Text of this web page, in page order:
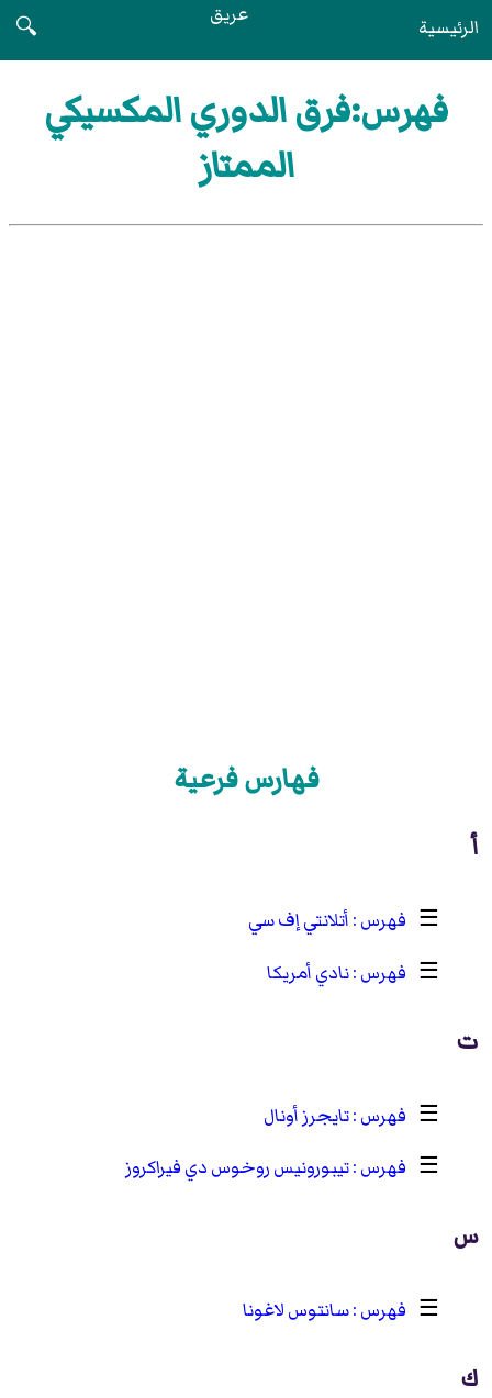
الرئيسية عريق
🔍
فهرس:فرق الدوري المكسيكي
الممتاز
فهارس فرعية
أ
☰
أتلانتي إف سي
☰
نادي أمريكا
ت
☰
تايجرز أونال
☰
تيبورونيس روخوس دي فيراكروز
س
☰ سانتوس لاغونا
ك